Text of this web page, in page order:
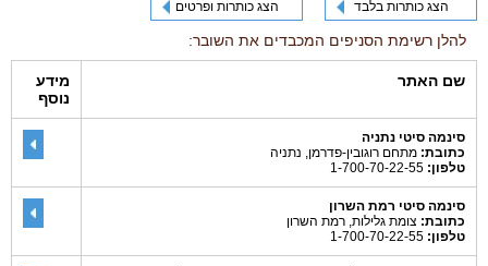
הצג כותרות בלבד הצג כותרות ופרטים
להלן רשימת הסניפים המכבדים את השובר:
שם האתר
מידע
נוסף
סינמה סיטי נתניה
כתובת: מתחם רוגובין-פדרמן, נתניה
טלפון:
סינמה סיטי רמת השרון
כתובת: צומת גלילות, רמת השרון
טלפון: